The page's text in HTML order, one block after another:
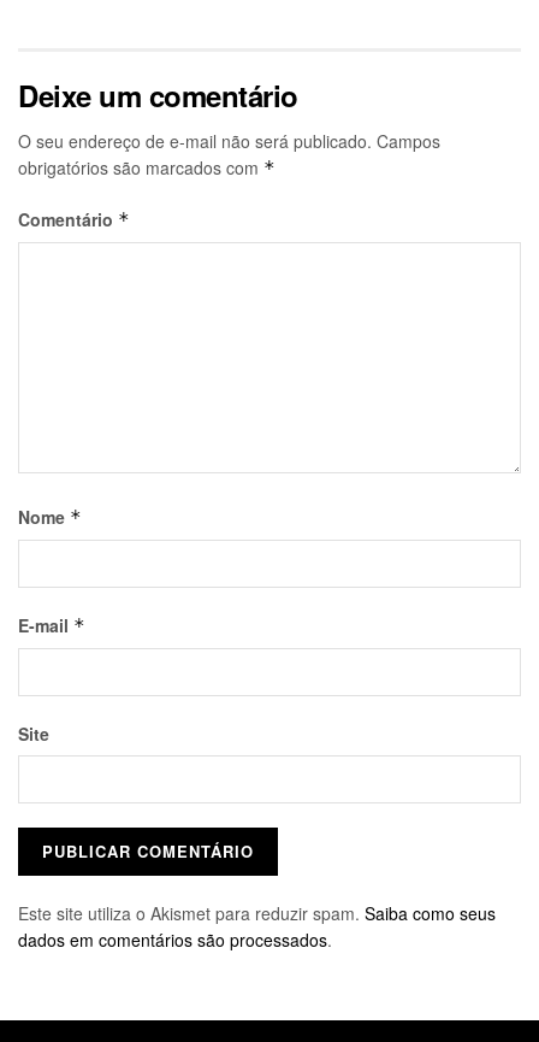
Deixe um comentário
O seu endereço de e-mail não será publicado. Campos
obrigatórios são marcados com *
Comentário *
Nome *
E-mail *
Site
Este site utiliza o Akismet para reduzir spam. Saiba como seus
dados em comentários são processados.